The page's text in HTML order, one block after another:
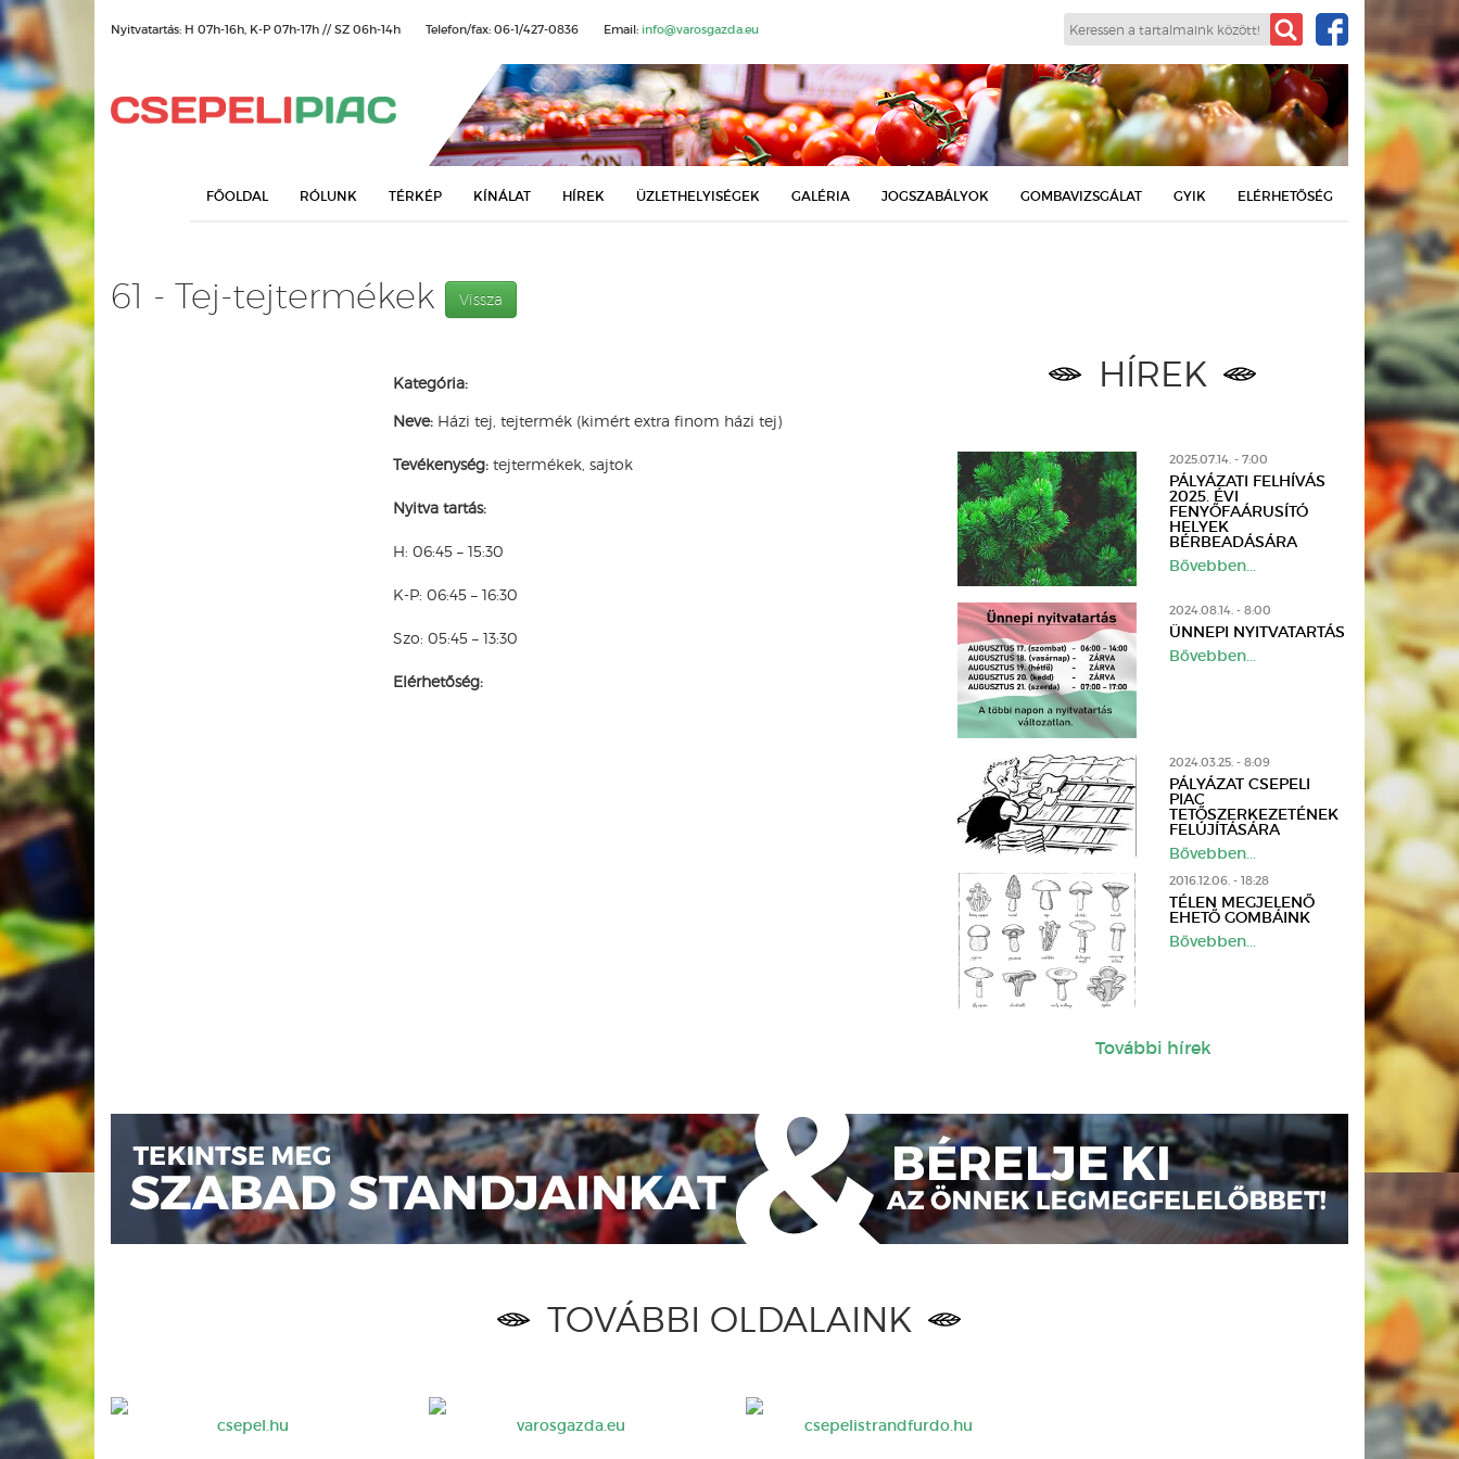
Nyitvatartás: H 07h-16h, K-P 07h-17h // SZ 06h-14h Telefon/fax: 06-1/427-0836 Email: info@varosgazda.eu
FŐOLDAL RÓLUNK TÉRKÉP KÍNÁLAT HÍREK ÜZLETHELYISÉGEK GALÉRIA JOGSZABÁLYOK GOMBAVIZSGÁLAT GYIK ELÉRHETŐSÉG
61 - Tej-tejtermékek Vissza
Kategória:
Neve:Házi tej, tejtermék (kimért extra finom házi tej)
Tevékenység:tejtermékek, sajtok
Nyitva tartás:
H: 06:45 – 15:30
K-P: 06:45 – 16:30
Szo: 05:45 – 13:30
Elérhetőség:
HÍREK
2025.07.14. - 7:00
PÁLYÁZATI FELHÍVÁS
2025. ÉVI
FENYŐFAÁRUSÍTÓ
HELYEK
BÉRBEADÁSÁRA
Bővebben...
2024.08.14. - 8:00
ÜNNEPI NYITVATARTÁS
Bővebben...
2024.03.25. - 8:09
PÁLYÁZAT CSEPELI
PIAC
TETŐSZERKEZETÉNEK
FELÚJÍTÁSÁRA
Bővebben...
2016.12.06. - 18:28
TÉLEN MEGJELENŐ
EHETŐ GOMBÁINK
Bővebben...
További hírek
TOVÁBBI OLDALAINK
csepel.hu varosgazda.eu csepelistrandfurdo.hu